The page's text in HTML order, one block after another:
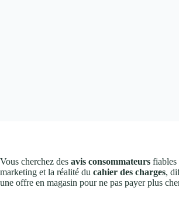
Vous cherchez des avis consommateurs
marketing et la réalité du cahier des charges,
une offre en magasin pour ne pas payer plus